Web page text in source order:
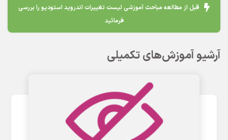
قبل از مطالعه مباحث آموزشی لیست تغییرات اندروید استودیو را بررسی
فرمائید
آرشیو آموزش‌های تکمیلی